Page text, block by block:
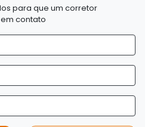
para que um corretor
contato